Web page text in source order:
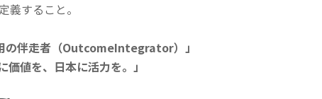
義すること。
の伴走者（OutcomeIntegrator）」
値を、日本に活力を。」